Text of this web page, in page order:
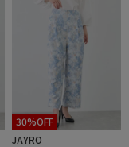
30%OFF
JAYRO